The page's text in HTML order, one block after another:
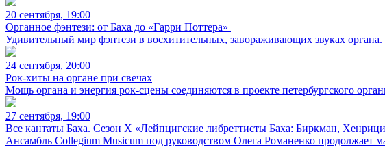
20 сентября, 19:00
Органное фэнтези: от Баха до «Гарри Поттера»
Удивительный мир фэнтези в восхитительных, завораживающих звуках органа.
24 сентября, 20:00
Рок-хиты на органе при свечах
Мощь органа и энергия рок-сцены соединяются в проекте петербургского
27 сентября, 19:00
Все кантаты Баха. Сезон X «Лейпцигские либреттисты Баха: Биркман,
Ансамбль Collegium Musicum под руководством Олега Романенко продолжает